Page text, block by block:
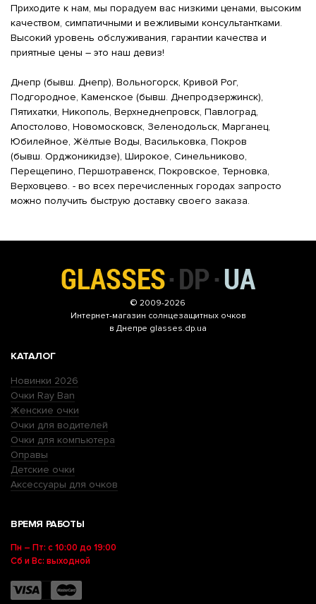
Приходите к нам, мы порадуем вас низкими ценами, высоким
качеством, симпатичными и вежливыми консультантками.
Высокий уровень обслуживания, гарантии качества и
приятные цены – это наш девиз!
Днепр (бывш. Днепр), Вольногорск, Кривой Рог,
Подгородное, Каменское (бывш. Днепродзержинск),
Пятихатки, Никополь, Верхнеднепровск, Павлоград,
Апостолово, Новомосковск, Зеленодольск, Марганец,
Юбилейное, Жёлтые Воды, Васильковка, Покров
(бывш. Орджоникидзе), Широкое, Синельниково,
Перещепино, Першотравенск, Покровское, Терновка,
Верховцево. - во всех перечисленных городах запросто
можно получить быструю доставку своего заказа.
© 2009-2026
Интернет-магазин солнцезащитных очков
в Днепре glasses.dp.ua
КАТАЛОГ
Новинки 2026
Очки Ray Ban
Женские очки
Очки для водителей
Очки для компьютера
Оправы
Детские очки
Аксессуары для очков
ВРЕМЯ РАБОТЫ
Пн – Пт: с 10:00 до 19:00
Сб и Вс: выходной